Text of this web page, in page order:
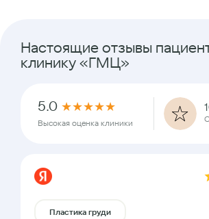
Настоящие отзывы
клинику «ГМЦ»
5.0 ★★★★★
Высокая оценка клиники
Пластика груди